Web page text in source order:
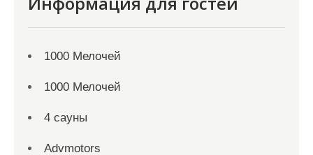
1000 Мелочей
1000 Мелочей
4 сауны
Advmotors